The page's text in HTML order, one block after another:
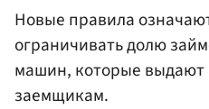
Новые правила
ограничивать долю
машин, которые
заемщикам.